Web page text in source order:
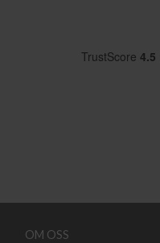
OM OSS